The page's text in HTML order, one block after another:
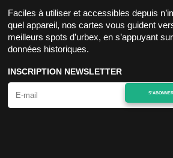
Faciles à utiliser et accessibles depuis
quel appareil, nos cartes vous guident
meilleurs spots d’urbex, en s’appuyant
données historiques.
INSCRIPTION NEWSLETTER
S'ABONNER